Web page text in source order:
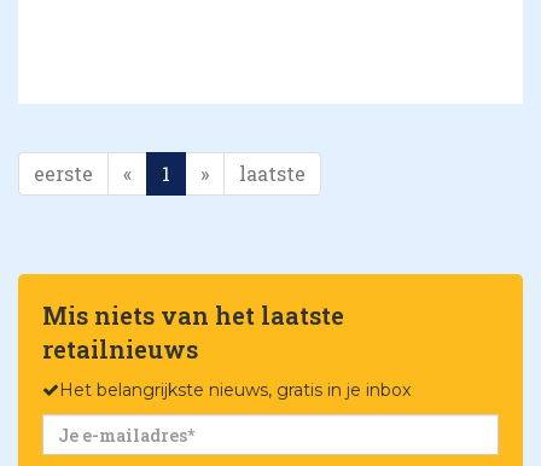
eerste « 1 » laatste
Mis niets van het laatste
retailnieuws
Het belangrijkste nieuws, gratis in je inbox